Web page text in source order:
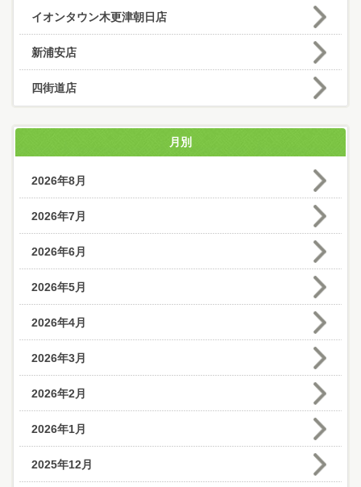
イオンタウン木更津朝日店
新浦安店
四街道店
月別
2026年8月
2026年7月
2026年6月
2026年5月
2026年4月
2026年3月
2026年2月
2026年1月
2025年12月